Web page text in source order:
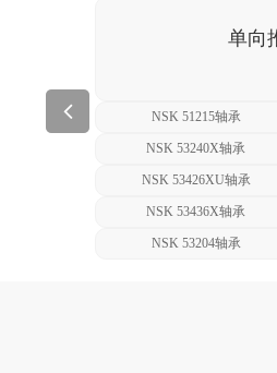
单向
NSK 51215轴承
NSK 53240X轴承
NSK 53426XU轴承
NSK 53436X轴承
NSK 53204轴承